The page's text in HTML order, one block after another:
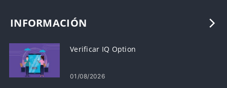
INFORMACIÓN
Verificar IQ Option
01/08/2026